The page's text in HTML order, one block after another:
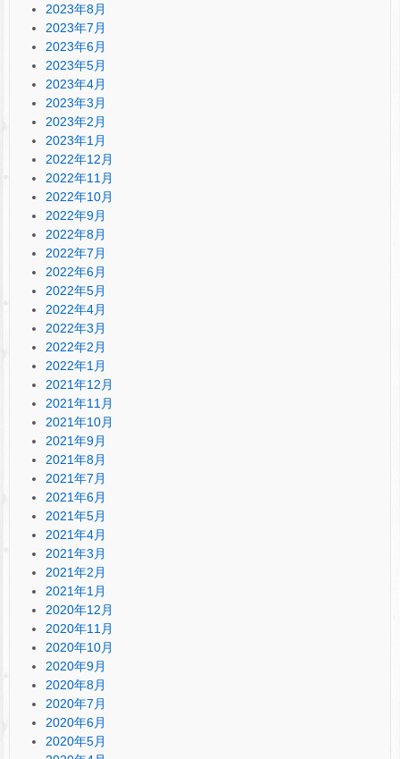
2023年8月
2023年7月
2023年6月
2023年5月
2023年4月
2023年3月
2023年2月
2023年1月
2022年12月
2022年11月
2022年10月
2022年9月
2022年8月
2022年7月
2022年6月
2022年5月
2022年4月
2022年3月
2022年2月
2022年1月
2021年12月
2021年11月
2021年10月
2021年9月
2021年8月
2021年7月
2021年6月
2021年5月
2021年4月
2021年3月
2021年2月
2021年1月
2020年12月
2020年11月
2020年10月
2020年9月
2020年8月
2020年7月
2020年6月
2020年5月